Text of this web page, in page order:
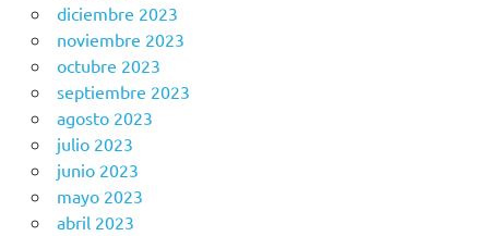
diciembre 2023
noviembre 2023
octubre 2023
septiembre 2023
agosto 2023
julio 2023
junio 2023
mayo 2023
abril 2023